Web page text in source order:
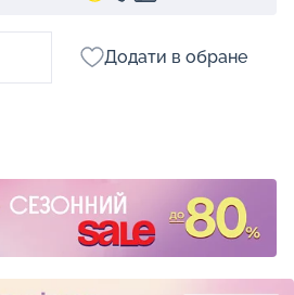
Додати в обране